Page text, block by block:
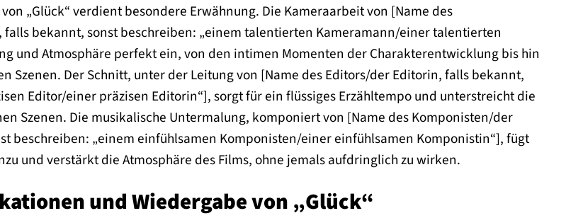
„Glück“ verdient besondere Erwähnung. Die Kameraarbeit von [Name des
bekannt, sonst beschreiben: „einem talentierten Kameramann/einer talentierten
und Atmosphäre perfekt ein, von den intimen Momenten der Charakterentwicklung bis hin
Szenen. Der Schnitt, unter der Leitung von [Name des Editors/der Editorin, falls bekannt,
Editor/einer präzisen Editorin“], sorgt für ein flüssiges Erzähltempo und unterstreicht die
Szenen. Die musikalische Untermalung, komponiert von [Name des Komponisten/der
beschreiben: „einem einfühlsamen Komponisten/einer einfühlsamen Komponistin“], fügt
und verstärkt die Atmosphäre des Films, ohne jemals aufdringlich zu wirken.
und Wiedergabe von „Glück“